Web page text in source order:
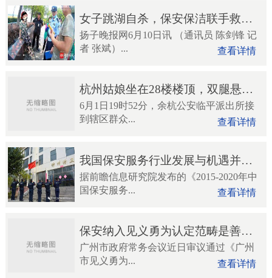
女子跳湖自杀，保安保洁联手救人！
扬子晚报网6月10日讯 （通讯员 陈剑锋 记
者 张斌）...
查看详情
杭州姑娘坐在28楼楼顶，双腿悬空！保安一个探身，亮了！
6月1日19时52分，余杭公安临平派出所接
到辖区群众...
查看详情
我国保安服务行业发展与机遇并存 发展潜力巨大
据前瞻信息研究院发布的《2015-2020年中
国保安服务...
查看详情
保安纳入见义勇为认定范畴是善治回归
广州市政府常务会议近日审议通过《广州
市见义勇为...
查看详情